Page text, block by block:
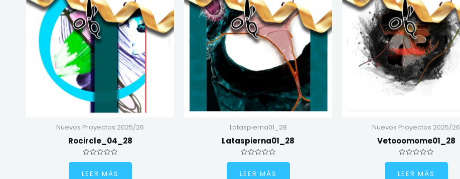
Nuevos Proyectos 2025/26
Rocircle_04_28
Valorado
0
LEER MÁS
Lataspierna01_28
Lataspierna01_28
Valorado
0
LEER MÁS
Nuevos Proyectos 2025/26
Vetooomome01_28
Valorado
0
LEER MÁS